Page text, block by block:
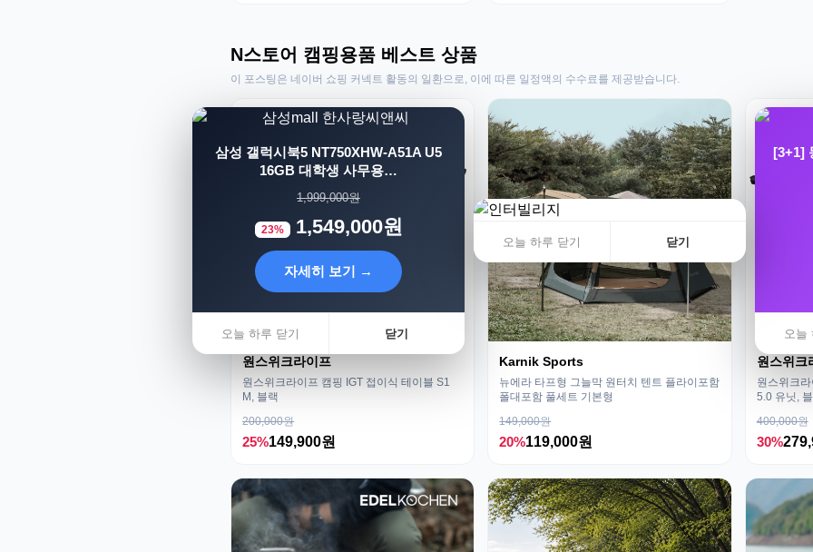
N스토어 캠핑용품 베스트 상품
이 포스팅은 네이버 쇼핑 커넥트 활동의 일환으로, 이에 따른 일정액의 수수료를 제공받습니다.
원스위크라이프
원스위크라이프 캠핑 IGT 접이식 테이블 S1
M, 블랙
200,000원
25%149,900원
Karnik Sports
뉴에라 타프형 그늘막 원터치 텐트 플라이포함
폴대포함 풀세트 기본형
149,000원
20%119,000원
원스위크
원스위크
5.0 유닛,
400,000원
30%
오늘 하루 닫기 닫기
[3+1]
오늘
삼성 갤럭시북5 NT750XHW-A51A U5
16GB 대학생 사무용…
1,999,000원
23% 1,549,000원
자세히 보기 →
오늘 하루 닫기 닫기